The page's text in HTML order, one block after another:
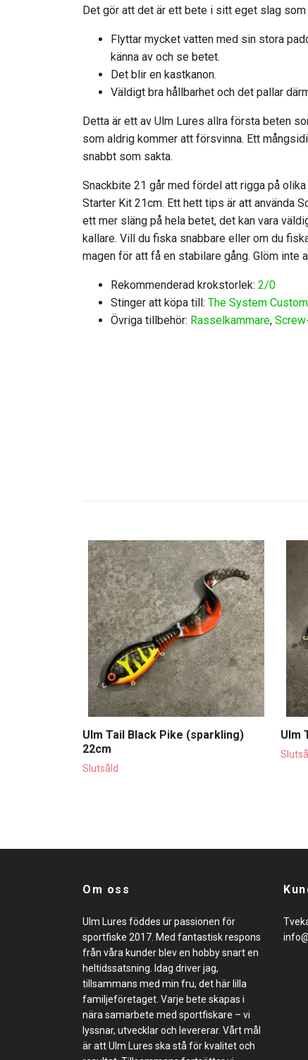
Det gör att det är ett bete i sitt eget slag
Flyttar mycket vatten med sin stora
känna av och se betet.
Det blir en kastkanon.
Väldigt bra hållbarhet och det pallar
Detta är ett av Ulm Lures allra första beten
som aldrig kommer att försvinna. Ett
snabbt som sakta.
Snackbite 21 går med fördel att rigga på
Starter Kit 21cm. Ett hett tips är att använda
ett mer släng på hela betet, det kan vara
kallare. Vill du fiska snabbare eller om du
magen för att få en stabilare gång. Glöm inte
Rekommenderad krokstorlek: 2/0
Stinger att köpa till: The System
Övriga tillbehör: Rasselkammare,
Ulm Tail Black Pike (sparkling)
22cm
Slutsåld
Ulm
Om oss
Ulm Lures föddes ur passionen för
sportfiske 2017. Med fantastisk respons
från våra kunder blev en hobby snart en
heltidssatsning. Idag driver jag,
tillsammans med min fru, det här lilla
familjeföretaget. Varje bete skapas i
nära samarbete med sportfiskare – vi
lyssnar, utvecklar och levererar. Vårt mål
är att Ulm Lures ska stå för kvalitet och